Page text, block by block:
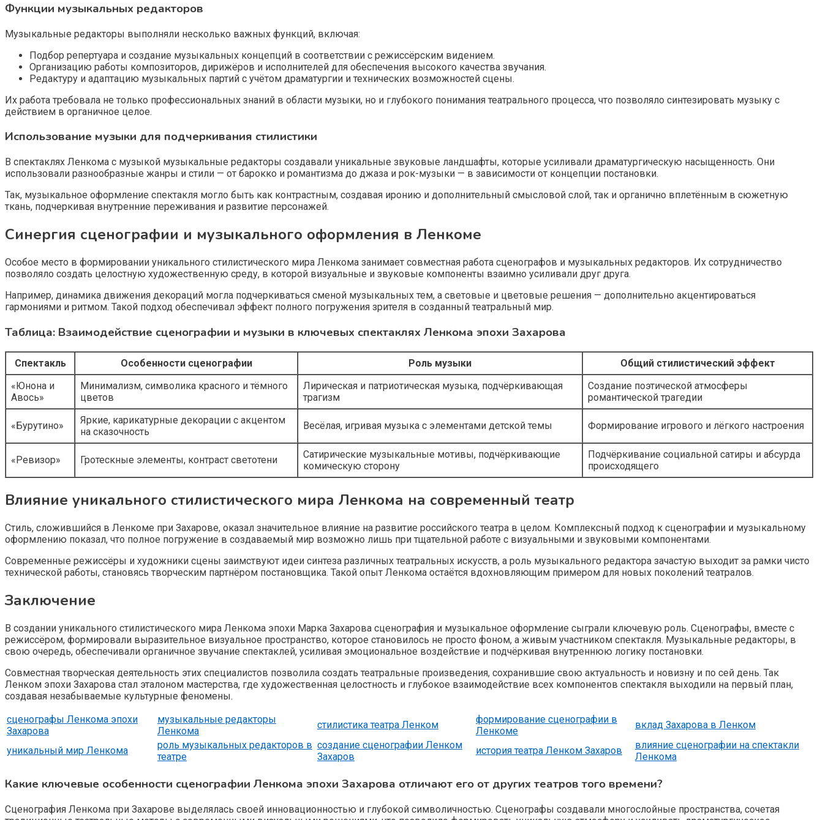
Функции музыкальных редакторов
Музыкальные редакторы выполняли несколько важных функций, включая:
Подбор репертуара и создание музыкальных концепций в соответствии с режиссёрским видением.
Организацию работы композиторов, дирижёров и исполнителей для обеспечения высокого качества звучания.
Редактуру и адаптацию музыкальных партий с учётом драматургии и технических возможностей сцены.
Их работа требовала не только профессиональных знаний в области музыки, но и глубокого понимания театрального процесса, что позволяло синтезировать музыку с
действием в органичное целое.
Использование музыки для подчеркивания стилистики
В спектаклях Ленкома с музыкой музыкальные редакторы создавали уникальные звуковые ландшафты, которые усиливали драматургическую насыщенность. Они
использовали разнообразные жанры и стили — от барокко и романтизма до джаза и рок-музыки — в зависимости от концепции постановки.
Так, музыкальное оформление спектакля могло быть как контрастным, создавая иронию и дополнительный смысловой слой, так и органично вплетённым в сюжетную
ткань, подчеркивая внутренние переживания и развитие персонажей.
Синергия сценографии и музыкального оформления в Ленкоме
Особое место в формировании уникального стилистического мира Ленкома занимает совместная работа сценографов и музыкальных редакторов. Их сотрудничество
позволяло создать целостную художественную среду, в которой визуальные и звуковые компоненты взаимно усиливали друг друга.
Например, динамика движения декораций могла подчеркиваться сменой музыкальных тем, а световые и цветовые решения — дополнительно акцентироваться
гармониями и ритмом. Такой подход обеспечивал эффект полного погружения зрителя в созданный театральный мир.
Таблица: Взаимодействие сценографии и музыки в ключевых спектаклях Ленкома эпохи Захарова
Спектакль Особенности сценографии Роль музыки
Общий стилистический эффект
«Юнона и
Авось»
Минимализм, символика красного и тёмного
цветов
Лирическая и патриотическая музыка, подчёркивающая
трагизм
Создание поэтической атмосферы
романтической трагедии
«Бурутино»
Яркие, карикатурные декорации с акцентом
на сказочность
Весёлая, игривая музыка с элементами детской темы Формирование игрового и лёгкого настроения
«Ревизор» Гротескные элементы, контраст светотени
Сатирические музыкальные мотивы, подчёркивающие
комическую сторону
Подчёркивание социальной сатиры и абсурда
происходящего
Влияние уникального стилистического мира Ленкома на современный театр
Стиль, сложившийся в Ленкоме при Захарове, оказал значительное влияние на развитие российского театра в целом. Комплексный подход к сценографии и музыкальному
оформлению показал, что полное погружение в создаваемый мир возможно лишь при тщательной работе с визуальными и звуковыми компонентами.
Современные режиссёры и художники сцены заимствуют идеи синтеза различных театральных искусств, а роль музыкального редактора зачастую выходит за рамки чисто
технической работы, становясь творческим партнёром постановщика. Такой опыт Ленкома остаётся вдохновляющим примером для новых поколений театралов.
Заключение
В создании уникального стилистического мира Ленкома эпохи Марка Захарова сценография и музыкальное оформление сыграли ключевую роль. Сценографы, вместе с
режиссёром, формировали выразительное визуальное пространство, которое становилось не просто фоном, а живым участником спектакля. Музыкальные редакторы, в
свою очередь, обеспечивали органичное звучание спектаклей, усиливая эмоциональное воздействие и подчёркивая внутреннюю логику постановки.
Совместная творческая деятельность этих специалистов позволила создать театральные произведения, сохранившие свою актуальность и новизну и по сей день. Так
Ленком эпохи Захарова стал эталоном мастерства, где художественная целостность и глубокое взаимодействие всех компонентов спектакля выходили на первый план,
создавая незабываемые культурные феномены.
сценографы Ленкома эпохи
Захарова
музыкальные редакторы
Ленкома
стилистика театра Ленком
формирование сценографии в
Ленкоме
вклад Захарова в Ленком
уникальный мир Ленкома
роль музыкальных редакторов в
театре
создание сценографии Ленком
Захаров
история театра Ленком Захаров
влияние сценографии на спектакли
Ленкома
Какие ключевые особенности сценографии Ленкома эпохи Захарова отличают его от других театров того времени?
Сценография Ленкома при Захарове выделялась своей инновационностью и глубокой символичностью. Сценографы создавали многослойные пространства, сочетая